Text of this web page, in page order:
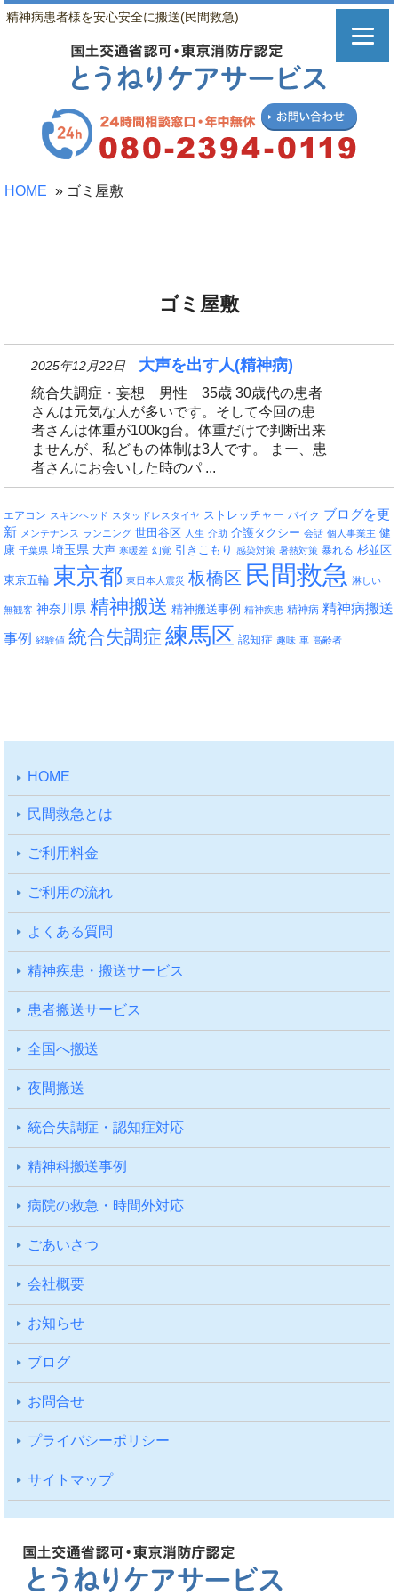
精神病患者様を安心安全に搬送(民間救急)
HOME » ゴミ屋敷
ゴミ屋敷
2025年12月22日 大声を出す人(精神病)
統合失調症・妄想 男性 35歳 30歳代の患者
さんは元気な人が多いです。そして今回の患
者さんは体重が100kg台。体重だけで判断出来
ませんが、私どもの体制は3人です。 まー、患
者さんにお会いした時のパ ...
エアコン スキンヘッド スタッドレスタイヤ ストレッチャー バイク ブログを更
新 メンテナンス ランニング 世田谷区 人生 介助 介護タクシー 会話 個人事業主 健
康 千葉県 埼玉県 大声 寒暖差 幻覚 引きこもり 感染対策 暑熱対策 暴れる 杉並区
東京五輪 東京都 東日本大震災 板橋区 民間救急 淋しい
無観客 神奈川県 精神搬送 精神搬送事例 精神疾患 精神病 精神病搬送
事例
経験値 統合失調症 練馬区 認知症 趣味 車 高齢者
HOME
⺠間救急とは
ご利⽤料⾦
ご利⽤の流れ
よくある質問
精神疾患・搬送サービス
患者搬送サービス
全国へ搬送
夜間搬送
統合失調症・認知症対応
精神科搬送事例
病院の救急・時間外対応
ごあいさつ
会社概要
お知らせ
ブログ
お問合せ
プライバシーポリシー
サイトマップ